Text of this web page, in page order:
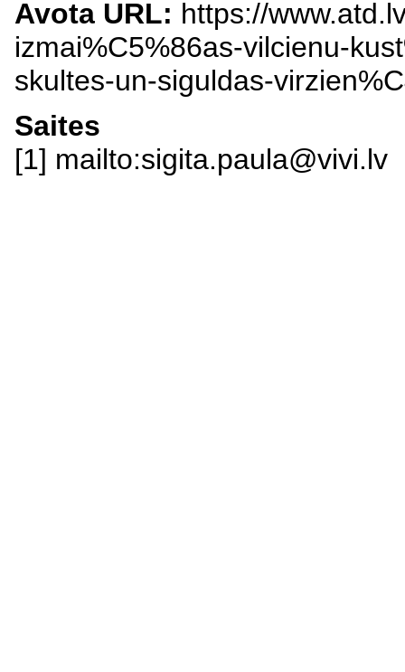
Avota URL: https://
izmai%C5%86as-vilcienu-
skultes-un-siguldas-
Saites
[1] mailto:sigita.paula@vivi.lv